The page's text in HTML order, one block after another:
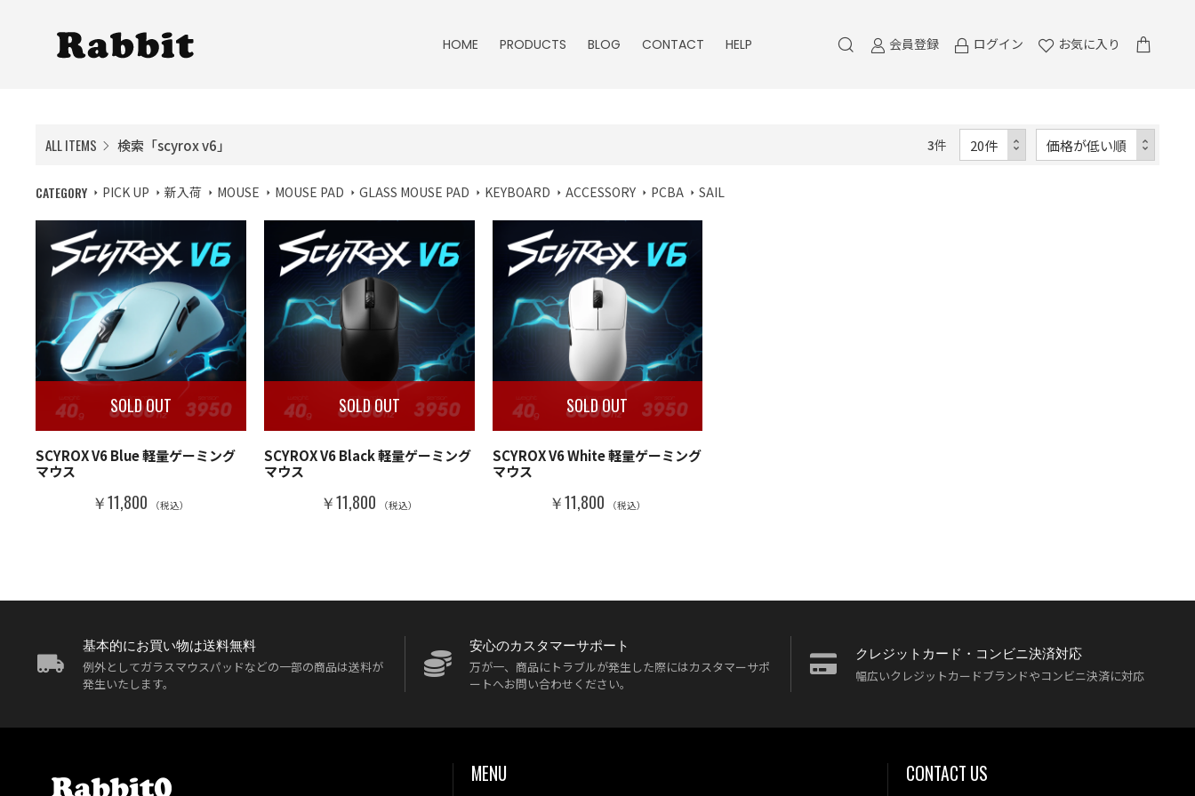
HOME PRODUCTS BLOG CONTACT HELP 会員登録 ログイン お気に入り
ALL ITEMS 検索「scyrox v6」 3件
CATEGORY PICK UP 新入荷 MOUSE MOUSE PAD GLASS MOUSE PAD KEYBOARD ACCESSORY PCBA SAIL
SOLD OUT
SCYROX V6 Blue 軽量ゲーミング
マウス
￥11,800 （税込）
SOLD OUT
SCYROX V6 Black 軽量ゲーミング
マウス
￥11,800 （税込）
SOLD OUT
SCYROX V6 White 軽量ゲーミング
マウス
￥11,800 （税込）
基本的にお買い物は送料無料
例外としてガラスマウスパッドなどの一部の商品は送料が
発生いたします。
安心のカスタマーサポート
万が一、商品にトラブルが発生した際にはカスタマーサポ
ートへお問い合わせください。
クレジットカード・コンビニ決済対応
幅広いクレジットカードブランドやコンビニ決済に対応
MENU CONTACT US